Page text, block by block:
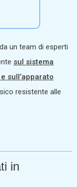
un team di esperti
sul sistema
sull’apparato
resistente alle
in